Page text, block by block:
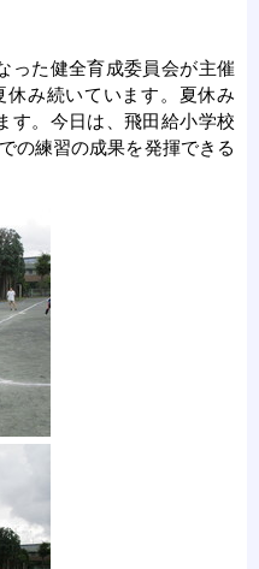
った健全育成委員会が主催
み続いています。夏休み
す。今日は、飛田給小学校
の練習の成果を発揮できる